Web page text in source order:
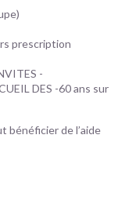
prescription
-
DES -60 ans sur
bénéficier de l’aide